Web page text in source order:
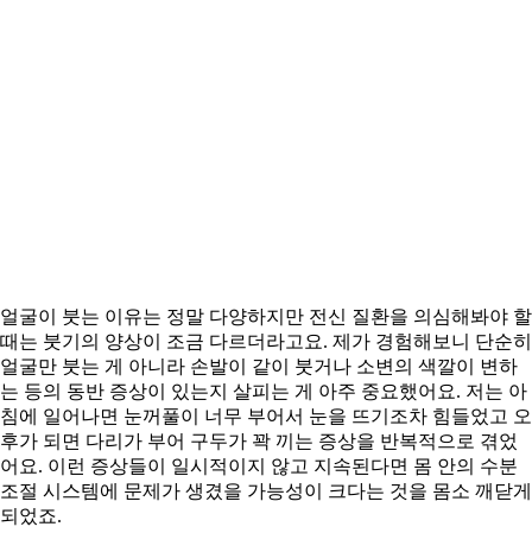
얼굴이 붓는 이유는 정말 다양하지만 전신 질환을 의심해봐야 할
때는 붓기의 양상이 조금 다르더라고요. 제가 경험해보니 단순히
얼굴만 붓는 게 아니라 손발이 같이 붓거나 소변의 색깔이 변하
는 등의 동반 증상이 있는지 살피는 게 아주 중요했어요. 저는 아
침에 일어나면 눈꺼풀이 너무 부어서 눈을 뜨기조차 힘들었고 오
후가 되면 다리가 부어 구두가 꽉 끼는 증상을 반복적으로 겪었
어요. 이런 증상들이 일시적이지 않고 지속된다면 몸 안의 수분
조절 시스템에 문제가 생겼을 가능성이 크다는 것을 몸소 깨닫게
되었죠.